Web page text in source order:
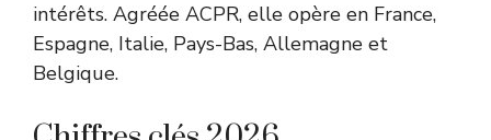
intérêts. Agréée ACPR, elle opère en France,
Espagne, Italie, Pays-Bas, Allemagne et
Belgique.